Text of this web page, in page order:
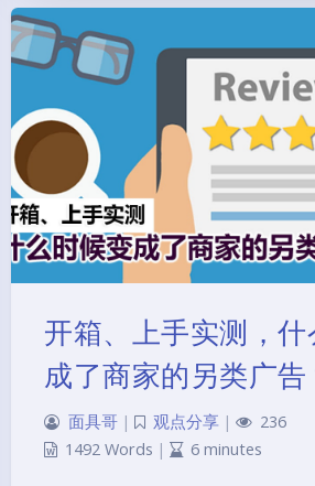
开箱、上手实测，
成了商家的另类广告
面具哥 | 观点分享 |
236
1492 Words | 6 minutes